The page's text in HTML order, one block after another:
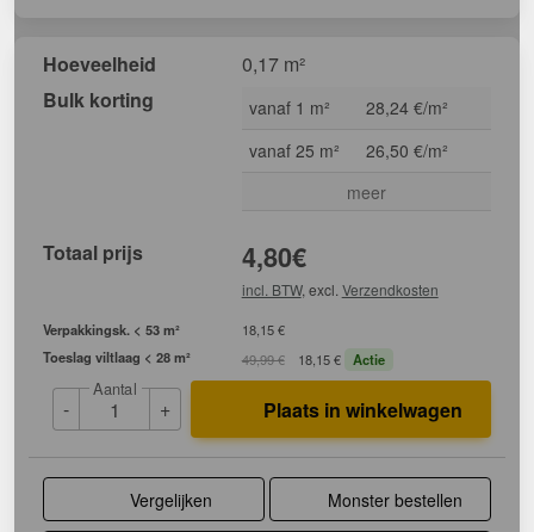
Hoeveelheid
0,17 m²
Bulk korting
vanaf 1 m²
28,24 €/m²
vanaf 25 m²
26,50 €/m²
meer
Totaal prijs 4,80€
incl. BTW, excl. Verzendkosten
Verpakkingsk. < 53 m²
18,15 €
Toeslag viltlaag < 28 m²
49,99 € 18,15 € Actie
-
Aantal
+ Plaats in winkelwagen
Vergelijken Monster bestellen